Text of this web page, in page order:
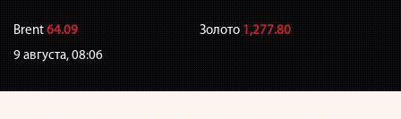
Brent64.09 Золото1,277.80
9 августа,08:06